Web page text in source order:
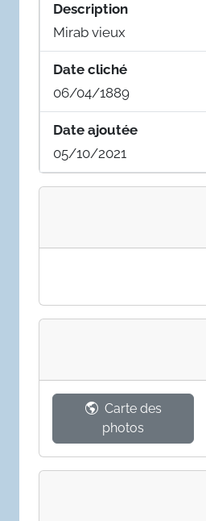
Description
Mirab vieux
Date cliché
06/04/1889
Date ajoutée
05/10/2021
Carte des
photos